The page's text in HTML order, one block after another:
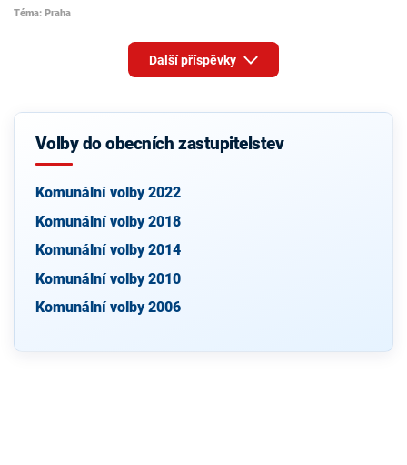
Téma: Praha
Další příspěvky
Volby do obecních zastupitelstev
Komunální volby 2022
Komunální volby 2018
Komunální volby 2014
Komunální volby 2010
Komunální volby 2006